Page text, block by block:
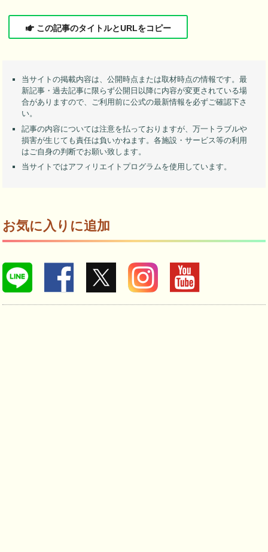
この記事のタイトルとURLをコピー
当サイトの掲載内容は、公開時点または取材時点の情報です。最
新記事・過去記事に限らず公開日以降に内容が変更されている場
合がありますので、ご利用前に公式の最新情報を必ずご確認下さ
い。
記事の内容については注意を払っておりますが、万一トラブルや
損害が生じても責任は負いかねます。各施設・サービス等の利用
はご自身の判断でお願い致します。
当サイトではアフィリエイトプログラムを使用しています。
お気に入りに追加